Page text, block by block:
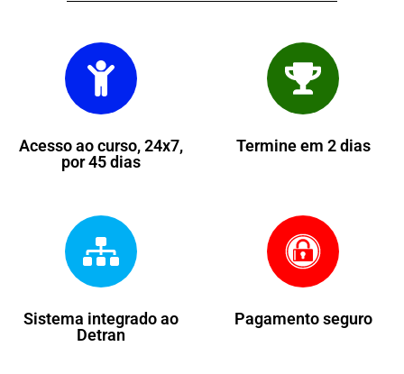
Acesso ao curso, 24x7,
por 45 dias
Termine em 2 dias
Sistema integrado ao
Detran
Pagamento seguro